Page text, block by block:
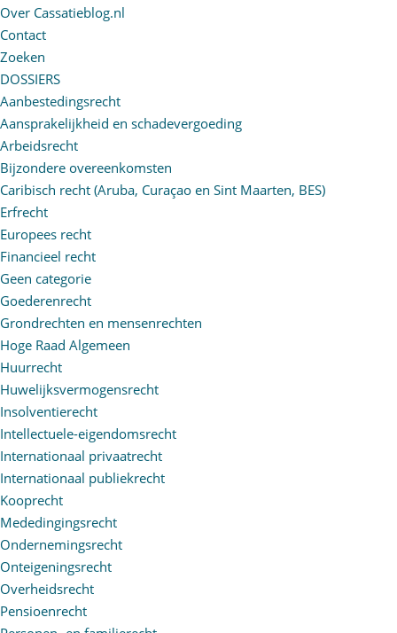
Over Cassatieblog.nl
Contact
Zoeken
DOSSIERS
Aanbestedingsrecht
Aansprakelijkheid en schadevergoeding
Arbeidsrecht
Bijzondere overeenkomsten
Caribisch recht (Aruba, Curaçao en Sint Maarten, BES)
Erfrecht
Europees recht
Financieel recht
Geen categorie
Goederenrecht
Grondrechten en mensenrechten
Hoge Raad Algemeen
Huurrecht
Huwelijksvermogensrecht
Insolventierecht
Intellectuele-eigendomsrecht
Internationaal privaatrecht
Internationaal publiekrecht
Kooprecht
Mededingingsrecht
Ondernemingsrecht
Onteigeningsrecht
Overheidsrecht
Pensioenrecht